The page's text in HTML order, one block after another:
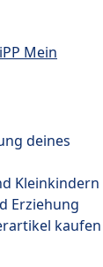
Mein
deines
Kleinkindern
Erziehung
kaufen